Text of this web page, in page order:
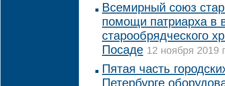
Всемирный союз
помощи патриарха в
старообрядческого
Посаде 12 ноября 2019
Пятая часть
Петербурге